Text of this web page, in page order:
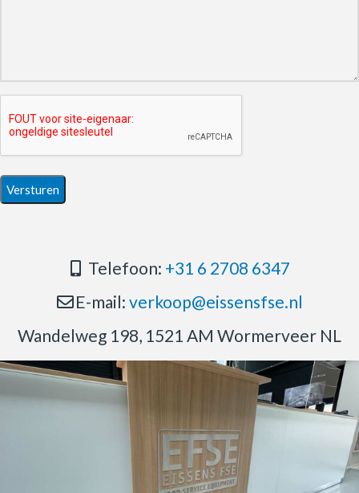
Telefoon: +31 6 2708 6347
E-mail: verkoop@eissensfse.nl
Wandelweg 198, 1521 AM Wormerveer NL